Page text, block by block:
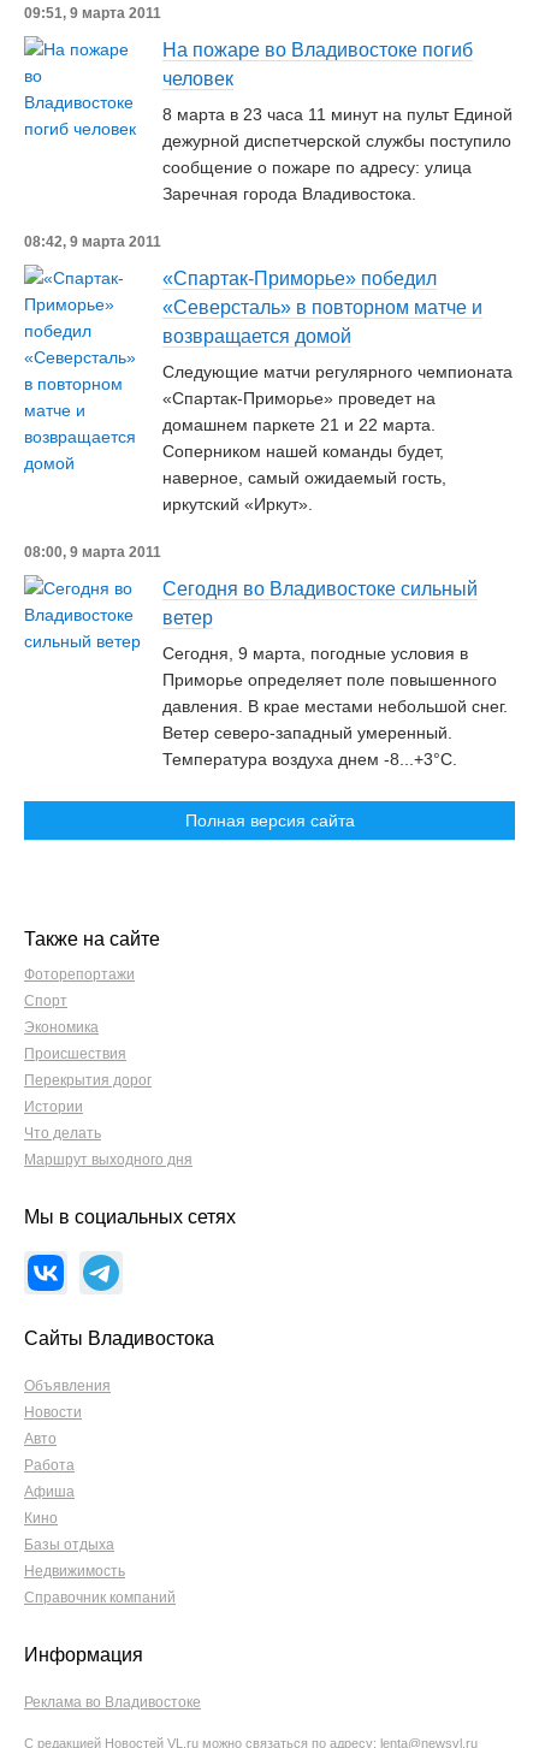
09:51, 9 марта 2011
На пожаре во Владивостоке погиб
человек
8 марта в 23 часа 11 минут на пульт Единой
дежурной диспетчерской службы поступило
сообщение о пожаре по адресу: улица
Заречная города Владивостока.
08:42, 9 марта 2011
«Спартак-Приморье» победил
«Северсталь» в повторном матче и
возвращается домой
Следующие матчи регулярного чемпионата
«Спартак-Приморье» проведет на
домашнем паркете 21 и 22 марта.
Соперником нашей команды будет,
наверное, самый ожидаемый гость,
иркутский «Иркут».
08:00, 9 марта 2011
Сегодня во Владивостоке сильный
ветер
Сегодня, 9 марта, погодные условия в
Приморье определяет поле повышенного
давления. В крае местами небольшой снег.
Ветер северо-западный умеренный.
Температура воздуха днем -8...+3°C.
Полная версия сайта
Также на сайте
Фоторепортажи
Спорт
Экономика
Происшествия
Перекрытия дорог
Истории
Что делать
Маршрут выходного дня
Мы в социальных сетях
Сайты Владивостока
Объявления
Новости
Авто
Работа
Афиша
Кино
Базы отдыха
Недвижимость
Справочник компаний
Информация
Реклама во Владивостоке
С редакцией Новостей VL.ru можно связаться по адресу: lenta@newsvl.ru